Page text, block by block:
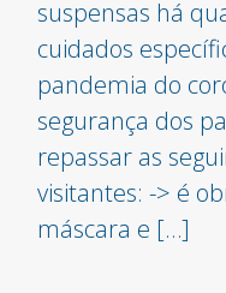
suspensas há
cuidados
pandemia do
segurança dos
repassar as
visitantes: -> é
máscara e […]